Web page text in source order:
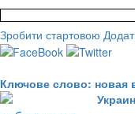
Зробити стартовою
Ключове слово: новая